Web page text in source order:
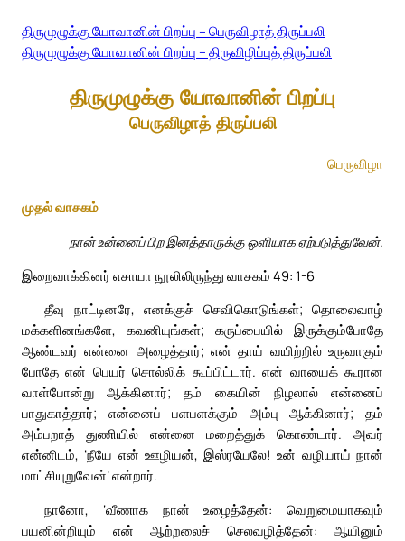
திருமுழுக்கு யோவானின் பிறப்பு – பெருவிழாத் திருப்பலி
திருமுழுக்கு யோவானின் பிறப்பு – திருவிழிப்புத் திருப்பலி
திருமுழுக்கு யோவானின் பிறப்பு
பெருவிழாத் திருப்பலி
பெருவிழா
முதல் வாசகம்
நான் உன்னைப் பிற இனத்தாருக்கு ஒளியாக ஏற்படுத்துவேன்.
இறைவாக்கினர் எசாயா நூலிலிருந்து வாசகம் 49: 1-6
தீவு நாட்டினரே, எனக்குச் செவிகொடுங்கள்; தொலைவாழ்
மக்களினங்களே, கவனியுங்கள்; கருப்பையில் இருக்கும்போதே
ஆண்டவர் என்னை அழைத்தார்; என் தாய் வயிற்றில் உருவாகும்
போதே என் பெயர் சொல்லிக் கூப்பிட்டார். என் வாயைக் கூரான
வாள்போன்று ஆக்கினார்; தம் கையின் நிழலால் என்னைப்
பாதுகாத்தார்; என்னைப் பளபளக்கும் அம்பு ஆக்கினார்; தம்
அம்பறாத் துணியில் என்னை மறைத்துக் கொண்டார். அவர்
என்னிடம், ‘நீயே என் ஊழியன், இஸ்ரயேலே! உன் வழியாய் நான்
மாட்சியுறுவேன்’ என்றார்.
நானோ, ‘வீணாக நான் உழைத்தேன்: வெறுமையாகவும்
பயனின்றியும் என் ஆற்றலைச் செலவழித்தேன்: ஆயினும்